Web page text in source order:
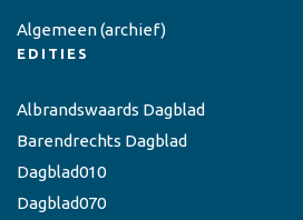
Algemeen(archief)
EDITIES
Albrandswaards Dagblad
Barendrechts Dagblad
Dagblad010
Dagblad070